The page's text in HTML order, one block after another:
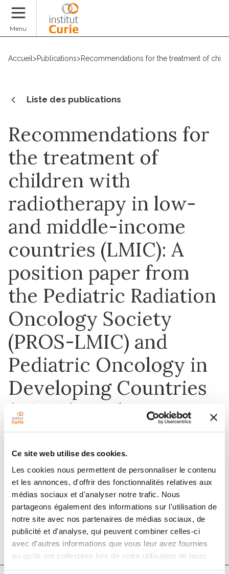
Ce site web utilise des cookies.
Les cookies nous permettent de personnaliser le contenu
et les annonces, d'offrir des fonctionnalités relatives aux
médias sociaux et d'analyser notre trafic. Nous
partageons également des informations sur l'utilisation de
notre site avec nos partenaires de médias sociaux, de
publicité et d'analyse, qui peuvent combiner celles-ci
avec d'autres informations que vous leur avez fournies
ou qu'ils ont collectées lors de votre utilisation de leurs
Menu
Accueil >Publications>Recommendations for the treatment of
Liste des publications
Recommendations for
the treatment of
children with
radiotherapy in low-
and middle-income
countries (LMIC): A
position paper from
the Pediatric Radiation
Oncology Society
(PROS-LMIC) and
Pediatric Oncology in
Developing Countries
(PODC) working
groups of
1 déc. 2017
Pediatric Blood & Cancer
DOI :10.1002/pbc.26903